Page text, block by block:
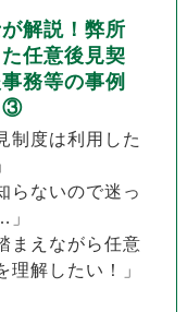
解説！弊所
任意後見契
務等の事例
③
制度は利用した
らないので迷っ
まえながら任意
理解したい！」